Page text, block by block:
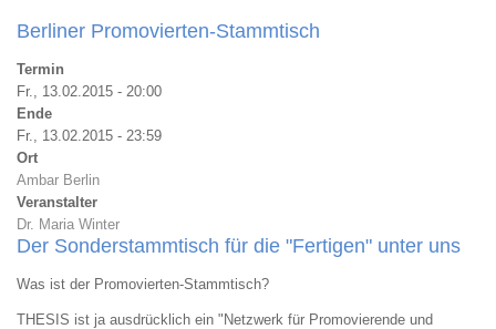
Treffen
2015
Berliner Promovierten-Stammtisch
Termin
Fr., 13.02.2015 - 20:00
Ende
Fr., 13.02.2015 - 23:59
Ort
Ambar Berlin
Veranstalter
Dr. Maria Winter
Der Sonderstammtisch für die "Fertigen" unter uns
Was ist der Promovierten-Stammtisch?
THESIS ist ja ausdrücklich ein "Netzwerk für Promovierende und